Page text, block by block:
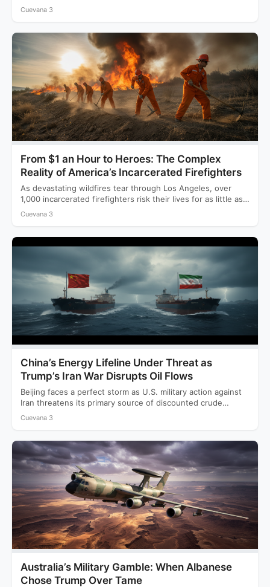
readers…
Cuevana 3
From $1 an Hour to Heroes: The Complex
Reality of America’s Incarcerated Firefighters
As devastating wildfires tear through Los Angeles, over
1,000 incarcerated firefighters risk their lives for as little as…
Cuevana 3
China’s Energy Lifeline Under Threat as
Trump’s Iran War Disrupts Oil Flows
Beijing faces a perfect storm as U.S. military action against
Iran threatens its primary source of discounted crude…
Cuevana 3
Australia’s Military Gamble: When Albanese
Chose Trump Over Tame